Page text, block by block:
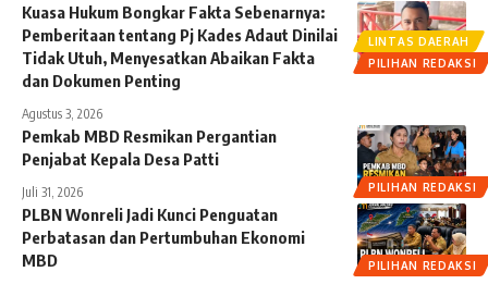
LINTAS DAERAH
PILIHAN REDAKSI
Kuasa Hukum Bongkar Fakta Sebenarnya:
Pemberitaan tentang Pj Kades Adaut Dinilai
Tidak Utuh, Menyesatkan Abaikan Fakta
dan Dokumen Penting
Agustus 3, 2026
PILIHAN REDAKSI
Pemkab MBD Resmikan Pergantian
Penjabat Kepala Desa Patti
Juli 31, 2026
PILIHAN REDAKSI
PLBN Wonreli Jadi Kunci Penguatan
Perbatasan dan Pertumbuhan Ekonomi
MBD